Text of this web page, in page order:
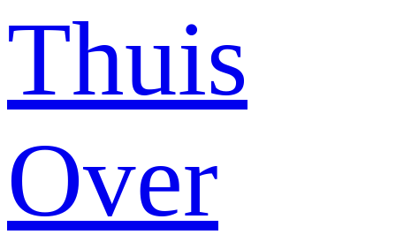
Thuis
Over